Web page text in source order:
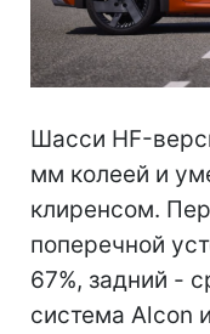
Шасси HF-
мм колеей и
клиренсом.
поперечной
67%, задний -
система Alcon